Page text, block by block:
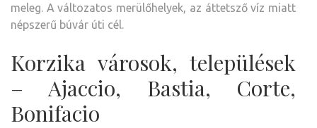
meleg. A változatos merülőhelyek, az áttetsző víz miatt
népszerű búvár úti cél.
Korzika városok, települések
– Ajaccio, Bastia, Corte,
Bonifacio